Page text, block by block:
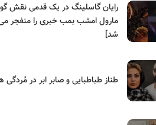
رایان گاسلینگ در یک قدمی نقش
مارول امشب بمب خبری را منفجر
شد]
طناز طباطبایی و صابر ابر در